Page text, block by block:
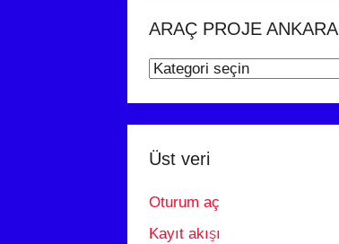
ARAÇ PROJE ANKARA
ARAÇ
Üst veri
Oturum aç
Kayıt akışı